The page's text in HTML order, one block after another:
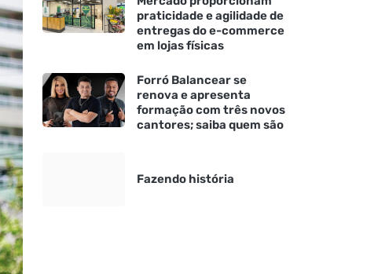
praticidade e agilidade de
entregas do e-commerce
em lojas físicas
Forró Balancear se
renova e apresenta
formação com três novos
cantores; saiba quem são
Fazendo história